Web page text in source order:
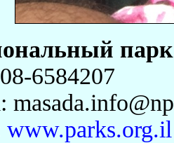
6584207
www.parks.org.il